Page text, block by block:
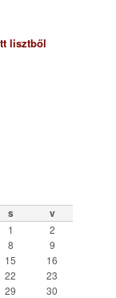
lisztből
s v
1
2
8
9
15
16
22
23
29
30